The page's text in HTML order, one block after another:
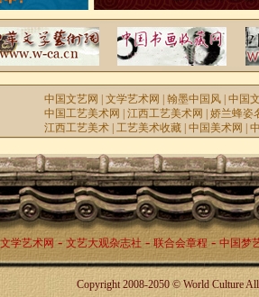
中国文艺网 |文学艺术网 |翰墨中国风 |中国
中国工艺美术网
|江西工艺美术网 |娇兰蜂姿
江西工艺美术 |工艺美术收藏 |中国美术网 |
学艺术网 - 文艺大观杂志社 - 联合会章程- 中国梦
Copyright 2008-2050 © World Culture